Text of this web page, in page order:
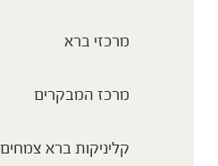
מרכזי ברא
מרכז המבקרים
קליניקות ברא צמחים